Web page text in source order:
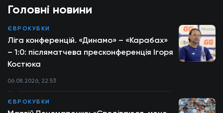
Головні новини
ЄВРОКУБКИ
Ліга конференцій. «Динамо» – «Карабах»
– 1:0: післяматчева пресконференція Ігоря
Костюка
06.08.2026, 22:53
ЄВРОКУБКИ